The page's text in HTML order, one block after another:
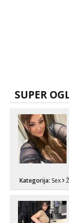
SUPER
Kategorija: Sex